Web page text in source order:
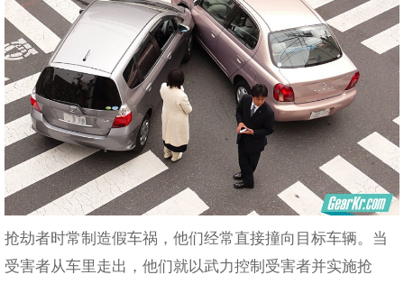
抢劫者时常制造假车祸，他们经常直接撞向目标车辆。当
受害者从车里走出，他们就以武力控制受害者并实施抢